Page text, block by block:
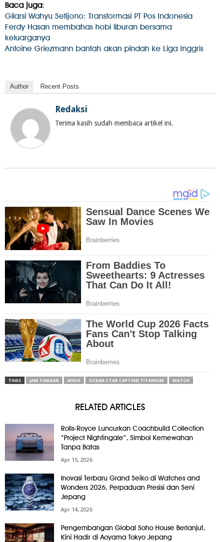
Baca juga:
Gilarsi Wahyu Setijono: Transformasi PT Pos Indonesia
Ferdy Hasan membahas hobi liburan bersama
keluarganya
Antoine Griezmann bantah akan pindah ke Liga Inggris
Author Recent Posts
Redaksi
Terima kasih sudah membaca artikel ini.
TAGS JAM TANGAN MIDO OCEAN STAR CAPTAIN TITANIUM WATCH
RELATED ARTICLES
Rolls-Royce Luncurkan Coachbuild Collection
“Project Nightingale”, Simbol Kemewahan
Tanpa Batas
Apr 15, 2026
Inovasi Terbaru Grand Seiko di Watches and
Wonders 2026, Perpaduan Presisi dan Seni
Jepang
Apr 14, 2026
Pengembangan Global Soho House Berlanjut,
Kini Hadir di Aoyama Tokyo Jepang